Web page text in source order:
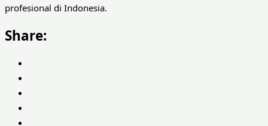
profesional di Indonesia.
Share: